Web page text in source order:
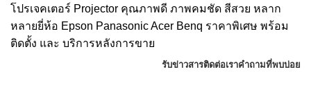
โปรเจคเตอร์ Projector คุณภาพดี ภาพคมชัด สีสวย หลาก
หลายยี่ห้อ Epson Panasonic Acer Benq ราคาพิเศษ พร้อม
ติดตั้ง และ บริการหลังการขาย
รับข่าวสารติดต่อเราคำถามที่พบบ่อย